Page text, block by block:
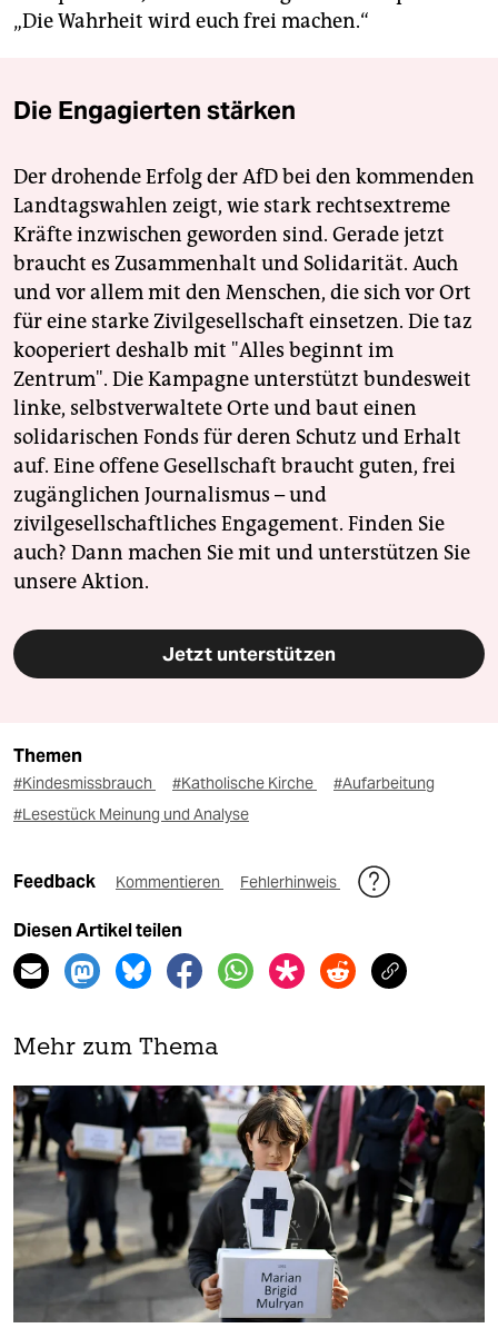
„Die Wahrheit wird euch frei machen.“
Die Engagierten stärken
Der drohende Erfolg der AfD bei den kommenden
Landtagswahlen zeigt, wie stark rechtsextreme
Kräfte inzwischen geworden sind. Gerade jetzt
braucht es Zusammenhalt und Solidarität. Auch
und vor allem mit den Menschen, die sich vor Ort
für eine starke Zivilgesellschaft einsetzen. Die taz
kooperiert deshalb mit "Alles beginnt im
Zentrum". Die Kampagne unterstützt bundesweit
linke, selbstverwaltete Orte und baut einen
solidarischen Fonds für deren Schutz und Erhalt
auf. Eine offene Gesellschaft braucht guten, frei
zugänglichen Journalismus – und
zivilgesellschaftliches Engagement. Finden Sie
auch? Dann machen Sie mit und unterstützen Sie
unsere Aktion.
Jetzt unterstützen
Themen
#Kindesmissbrauch #Katholische Kirche
#Aufarbeitung
#Lesestück Meinung und Analyse
Feedback Kommentieren Fehlerhinweis
Diesen Artikel teilen
Mehr zum Thema